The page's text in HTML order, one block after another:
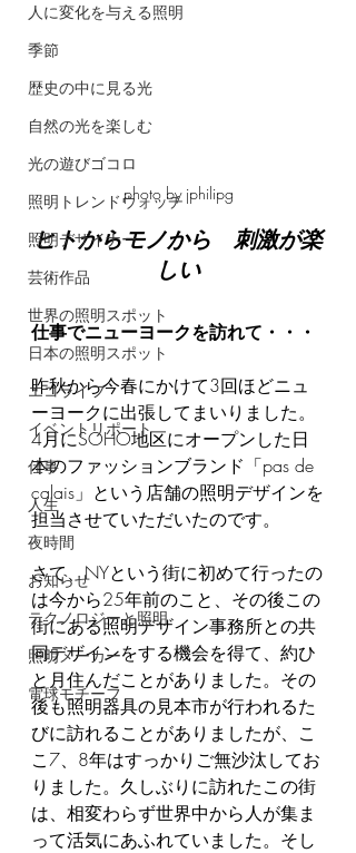
人に変化を与える照明
季節
歴史の中に見る光
自然の光を楽しむ
光の遊びゴコロ
照明トレンドウォッチ
照明デザイナー
芸術作品
世界の照明スポット
日本の照明スポット
エコライフ
イベントリポート
仕事
人生
夜時間
お知らせ
テクノロジーと照明
照明メーカー
電球モチーフ
photo by jphilipg
ヒトからモノから　刺激が楽
しい
仕事でニューヨークを訪れて・・・
昨秋から今春にかけて3回ほどニュ
ーヨークに出張してまいりました。
4月にSOHO地区にオープンした日
本のファッションブランド「pas de
calais」という店舗の照明デザインを
担当させていただいたのです。
さて、NYという街に初めて行ったの
は今から25年前のこと、その後この
街にある照明デザイン事務所との共
同デザインをする機会を得て、約ひ
と月住んだことがありました。その
後も照明器具の見本市が行われるた
びに訪れることがありましたが、こ
こ7、8年はすっかりご無沙汰してお
りました。久しぶりに訪れたこの街
は、相変わらず世界中から人が集ま
って活気にあふれていました。そし